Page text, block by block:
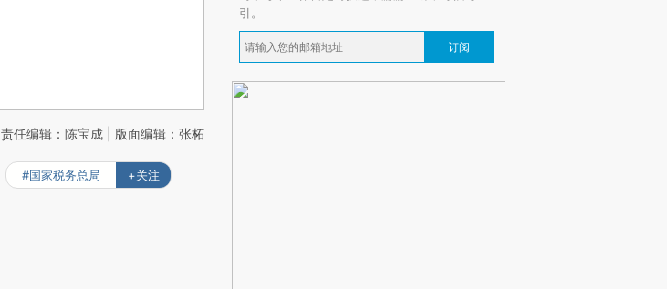
责任编辑：陈宝成 | 版面编辑：张柘
#国家税务总局 +关注
引。
订阅